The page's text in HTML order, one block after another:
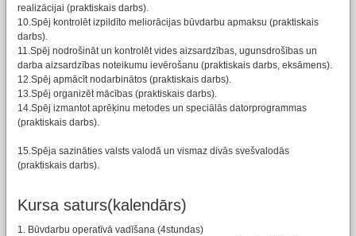
realizācijai (praktiskais darbs).
10.Spēj kontrolēt izpildīto meliorācijas būvdarbu apmaksu (praktiskais
darbs).
11.Spēj nodrošināt un kontrolēt vides aizsardzības, ugunsdrošības un
darba aizsardzības noteikumu ievērošanu (praktiskais darbs, eksāmens).
12.Spēj apmācīt nodarbinātos (praktiskais darbs).
13.Spēj organizēt mācības (praktiskais darbs).
14.Spēj izmantot aprēķinu metodes un speciālās datorprogrammas
(praktiskais darbs).
15.Spēja sazināties valsts valodā un vismaz divās svešvalodās
(praktiskais darbs).
Kursa saturs(kalendārs)
1. Būvdarbu operatīvā vadīšana (4stundas)